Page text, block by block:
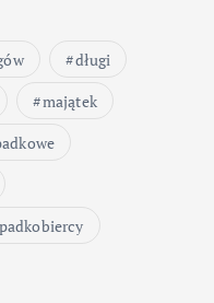
długi
majątek